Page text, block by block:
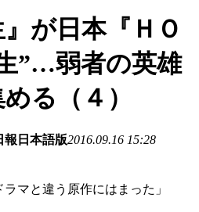
が日本『ＨＯ
”…弱者の英雄
る（４）
報日本語版2016.09.16 15:28
マと違う原作にはまった」